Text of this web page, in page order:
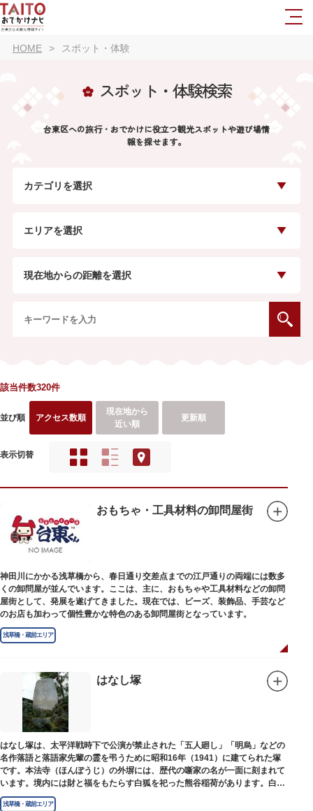
HOME スポット・体験
スポット・体験検索
台東区への旅行・おでかけに役立つ観光スポットや遊び場情
報を探せます。
カテゴリを選択
エリアを選択
現在地からの距離を選択
該当件数320件
並び順 アクセス数順
現在地から
近い順
更新順
表示切替
おもちゃ・工具材料の卸問屋街
神田川にかかる浅草橋から、春日通り交差点までの江戸通りの両端には数多
くの卸問屋が並んでいます。ここは、主に、おもちゃや工具材料などの卸問
屋街として、発展を遂げてきました。現在では、ビーズ、装飾品、手芸など
のお店も加わって個性豊かな特色のある卸問屋街となっています。
浅草橋・蔵前エリア
はなし塚
はなし塚は、太平洋戦時下で公演が禁止された「五人廻し」「明烏」などの
名作落語と落語家先輩の霊を弔うために昭和16年（1941）に建てられた塚
です。本法寺（ほんぽうじ）の外塀には、歴代の噺家の名が一面に刻まれて
います。境内には財と福をもたらす白狐を祀った熊谷稲荷があります。白狐
を祀った稲荷は全国に2ケ所しかない非常に珍しいものです。
浅草橋・蔵前エリア